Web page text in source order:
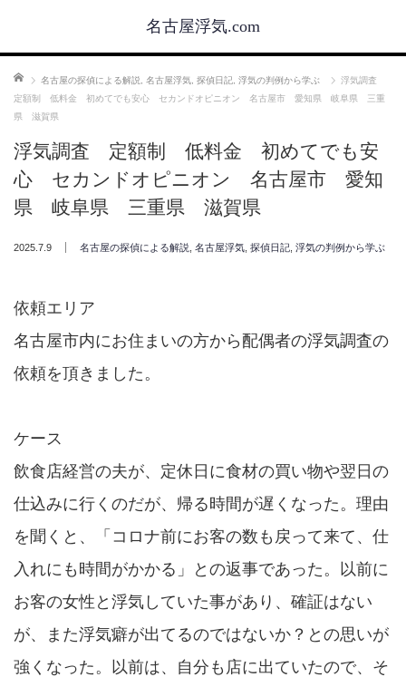
名古屋浮気.com
ホーム 名古屋の探偵による解説 名古屋浮気 探偵日記 浮気の判例から学ぶ
浮気調査
定額制 低料金 初めてでも安心 セカンドオピニオン 名古屋市 愛知県 岐阜県 三重
県 滋賀県
浮気調査 定額制 低料金 初めてでも安
心 セカンドオピニオン 名古屋市 愛知
県 岐阜県 三重県 滋賀県
2025.7.9 名古屋の探偵による解説 名古屋浮気 探偵日記 浮気の判例から学ぶ
依頼エリア
名古屋市内にお住まいの方から配偶者の浮気調査の
依頼を頂きました。
ケース
飲食店経営の夫が、定休日に食材の買い物や翌日の
仕込みに行くのだが、帰る時間が遅くなった。理由
を聞くと、「コロナ前にお客の数も戻って来て、仕
入れにも時間がかかる」との返事であった。以前に
お客の女性と浮気していた事があり、確証はない
が、また浮気癖が出てるのではないか？との思いが
強くなった。以前は、自分も店に出ていたので、そ